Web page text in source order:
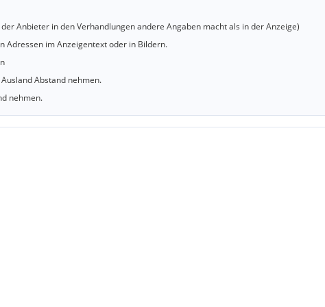
Anbieter in den Verhandlungen andere Angaben macht als in der Anzeige)
Adressen im Anzeigentext oder in Bildern.
Abstand nehmen.
nehmen.